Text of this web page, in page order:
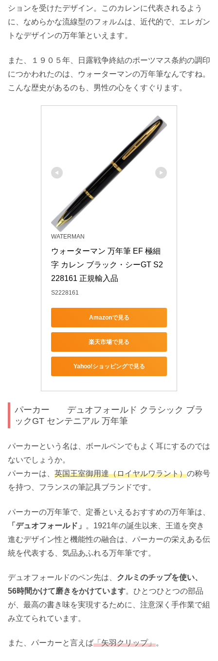
ションを受けたデザイン。このカレンに代表されるよう
に、なめらかな流線型のフォルムは、近代的で、エレガン
トなデザインの万年筆といえます。
また、１９０５年、日露戦争終結のポーツマス条約の調印
につかわれたのは、ウォーターマンの万年筆なんですね。
こんな歴史があるのも、男性の心をくすぐります。
WATERMAN
ウォーターマン 万年筆 EF 極細
字 カレン ブラック・シーGT S2
228161 正規輸入品
S2228161
Amazonで見る
楽天市場で見る
Yahoo!ショッピングで見る
パーカー デュオフォールド クラシック ブラ
ックGT センテニアル 万年筆
パーカーという名は、ボールペンでもよく耳にするのでは
ないでしょうか。
パーカーは、 英国王室御用達（ロイヤルワラント）の称号
を持つ、フランスの筆記具ブランドです。
パーカーの万年筆で、定番といえるおすすめの万年筆は、
「デュオフォールド」
。1921年の誕生以来、王道を突き
進むデザイン性と機能性の融合は、パーカーの栄えある伝
統を代表する、気品あふれる万年筆です。
デュオフォールドのペン先は、 クルミのチップを使い、
56時間かけて磨きをかけています。ひとつひとつの部品
が、最高の書き味を実現するために、注意深く手作業で組
み立てられています。
また、パーカーと言えば「矢羽クリップ」。